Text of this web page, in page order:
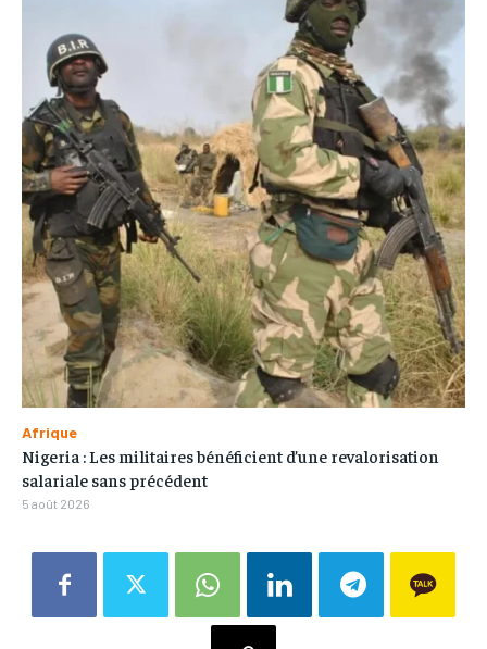
Afrique
Nigeria : Les militaires bénéficient d’une revalorisation
salariale sans précédent
5 août 2026